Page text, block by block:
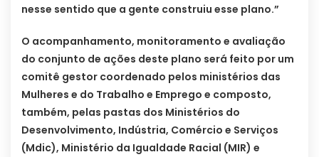
nesse sentido que a gente construiu esse plano.”
O acompanhamento, monitoramento e avaliação
do conjunto de ações deste plano será feito por um
comitê gestor coordenado pelos ministérios das
Mulheres e do Trabalho e Emprego e composto,
também, pelas pastas dos Ministérios do
Desenvolvimento, Indústria, Comércio e Serviços
(Mdic), Ministério da Igualdade Racial (MIR) e